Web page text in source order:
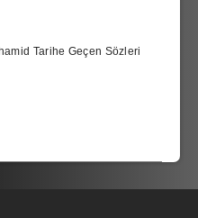
Tarihe Geçen Sözleri